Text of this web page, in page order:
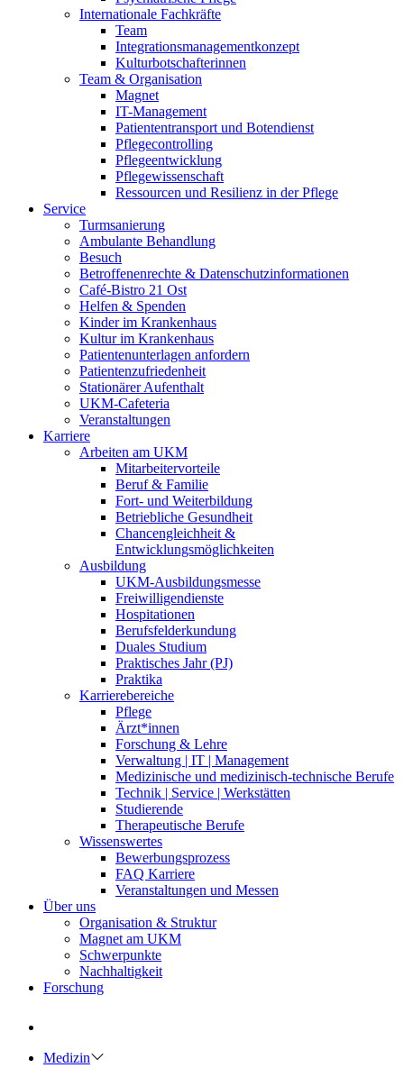
Internationale Fachkräfte
Team
Integrationsmanagementkonzept
Kulturbotschafterinnen
Team & Organisation
Magnet
IT-Management
Patiententransport und Botendienst
Pflegecontrolling
Pflegeentwicklung
Pflegewissenschaft
Ressourcen und Resilienz in der Pflege
Service
Turmsanierung
Ambulante Behandlung
Besuch
Betroffenenrechte & Datenschutzinformationen
Café-Bistro 21 Ost
Helfen & Spenden
Kinder im Krankenhaus
Kultur im Krankenhaus
Patientenunterlagen anfordern
Patientenzufriedenheit
Stationärer Aufenthalt
UKM-Cafeteria
Veranstaltungen
Karriere
Arbeiten am UKM
Mitarbeitervorteile
Beruf & Familie
Fort- und Weiterbildung
Betriebliche Gesundheit
Chancengleichheit &
Entwicklungsmöglichkeiten
Ausbildung
UKM-Ausbildungsmesse
Freiwilligendienste
Hospitationen
Berufsfelderkundung
Duales Studium
Praktisches Jahr (PJ)
Praktika
Karrierebereiche
Pflege
Ärzt*innen
Forschung & Lehre
Verwaltung | IT | Management
Medizinische und medizinisch-technische Berufe
Technik | Service | Werkstätten
Studierende
Therapeutische Berufe
Wissenswertes
Bewerbungsprozess
FAQ Karriere
Veranstaltungen und Messen
Über uns
Organisation & Struktur
Magnet am UKM
Schwerpunkte
Nachhaltigkeit
Forschung
Medizin